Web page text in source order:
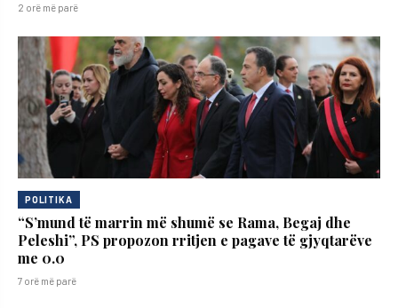
2 orë më parë
POLITIKA
“S’mund të marrin më shumë se Rama, Begaj dhe
Peleshi”, PS propozon rritjen e pagave të gjyqtarëve
me 0.0
7 orë më parë